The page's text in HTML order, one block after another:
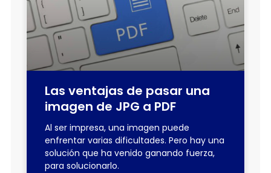
Las ventajas de pasar una
imagen de JPG a PDF
Al ser impresa, una imagen puede
enfrentar varias dificultades. Pero hay una
solución que ha venido ganando fuerza,
para solucionarlo.